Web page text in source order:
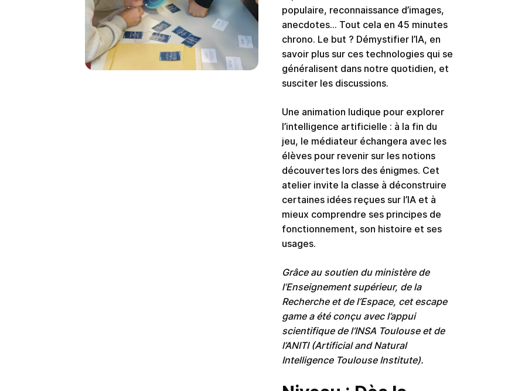
populaire, reconnaissance d’images,
anecdotes… Tout cela en 45 minutes
chrono. Le but ? Démystifier l’IA, en
savoir plus sur ces technologies qui se
généralisent dans notre quotidien, et
susciter les discussions.
Une animation ludique pour explorer
l’intelligence artificielle : à la fin du
jeu, le médiateur échangera avec les
élèves pour revenir sur les notions
découvertes lors des énigmes. Cet
atelier invite la classe à déconstruire
certaines idées reçues sur l’IA et à
mieux comprendre ses principes de
fonctionnement, son histoire et ses
usages.
Grâce au soutien du ministère de
l’Enseignement supérieur, de la
Recherche et de l’Espace, cet escape
game a été conçu avec l’appui
scientifique de l’INSA Toulouse et de
l’ANITI (Artificial and Natural
Intelligence Toulouse Institute).